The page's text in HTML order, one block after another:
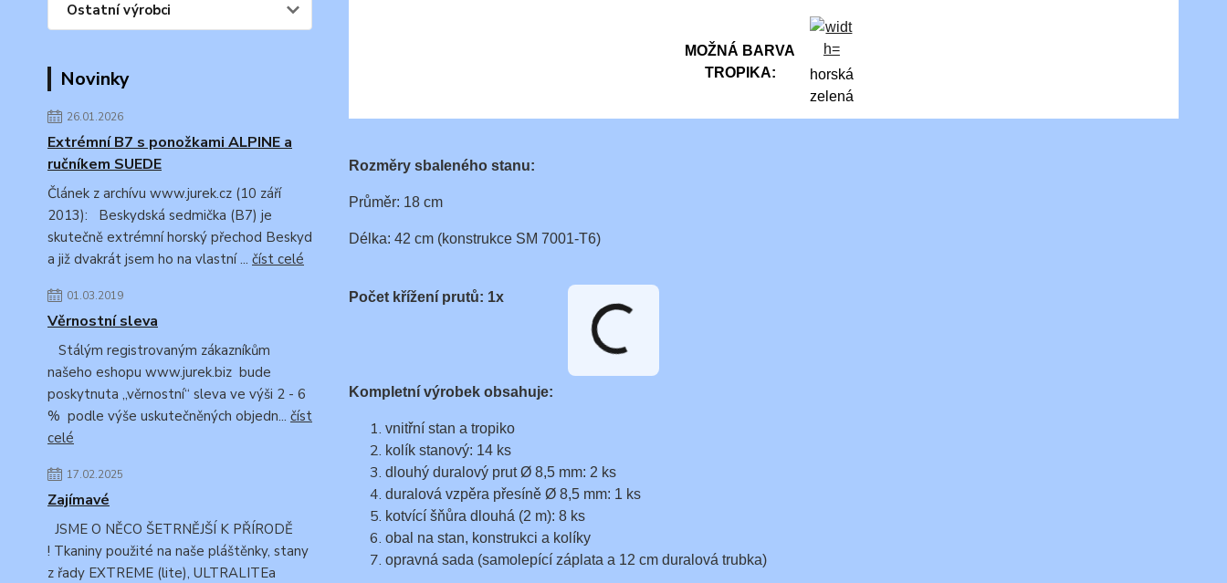
Ostatní výrobci
Novinky
26.01.2026
Extrémní B7 s ponožkami ALPINE a
ručníkem SUEDE
Článek z archívu www.jurek.cz (10 září
2013): Beskydská sedmička (B7) je
skutečně extrémní horský přechod Beskyd
a již dvakrát jsem ho na vlastní ... číst celé
01.03.2019
Věrnostní sleva
Stálým registrovaným zákazníkům
našeho eshopu www.jurek.biz bude
poskytnuta „věrnostní“ sleva ve výši 2 - 6
% podle výše uskutečněných objedn... číst
celé
17.02.2025
Zajímavé
JSME O NĚCO ŠETRNĚJŠÍ K PŘÍRODĚ
! Tkaniny použité na naše pláštěnky, stany
z řady EXTREME (lite), ULTRALITEa
MOŽNÁ BARVA
TROPIKA:
horská
zelená
Rozměry sbaleného stanu:
Průměr: 18 cm
Délka: 42 cm (konstrukce SM 7001-T6)
Počet křížení prutů: 1x
Kompletní výrobek obsahuje:
vnitřní stan a tropiko
kolík stanový: 14 ks
dlouhý duralový prut Ø 8,5 mm: 2 ks
duralová vzpěra přesíně Ø 8,5 mm: 1 ks
kotvící šňůra dlouhá (2 m): 8 ks
obal na stan, konstrukci a kolíky
opravná sada (samolepící záplata a 12 cm duralová trubka)